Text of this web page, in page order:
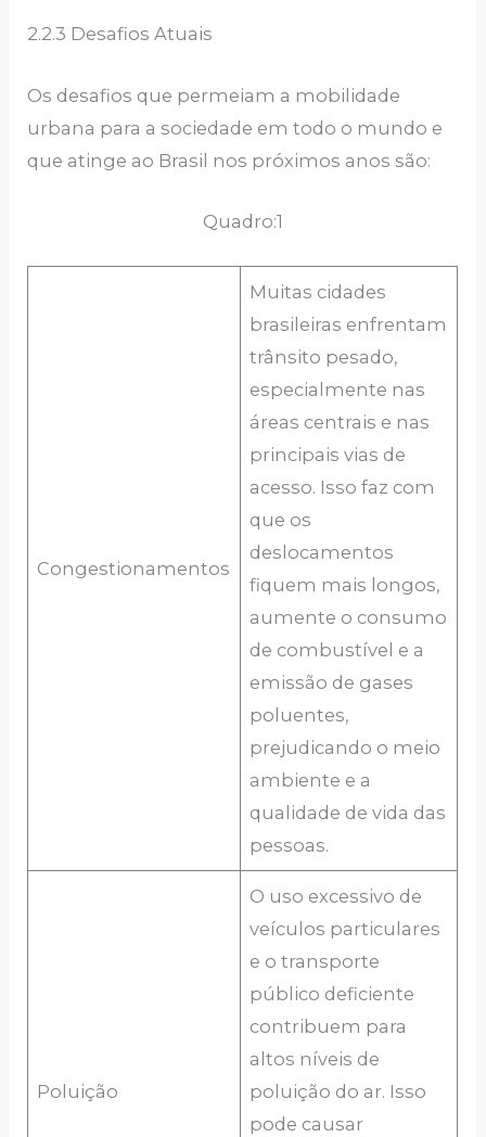
2.2.3 Desafios Atuais
Os desafios que permeiam a mobilidade
urbana para a sociedade em todo o mundo e
que atinge ao Brasil nos próximos anos são:
Quadro:1
Congestionamentos
Muitas cidades
brasileiras enfrentam
trânsito pesado,
especialmente nas
áreas centrais e nas
principais vias de
acesso. Isso faz com
que os
deslocamentos
fiquem mais longos,
aumente o consumo
de combustível e a
emissão de gases
poluentes,
prejudicando o meio
ambiente e a
qualidade de vida das
pessoas.
Poluição
O uso excessivo de
veículos particulares
e o transporte
público deficiente
contribuem para
altos níveis de
poluição do ar. Isso
pode causar